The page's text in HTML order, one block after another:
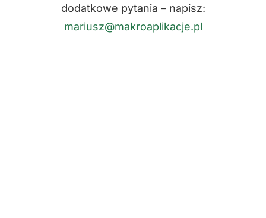
dodatkowe pytania – napisz:
mariusz@makroaplikacje.pl